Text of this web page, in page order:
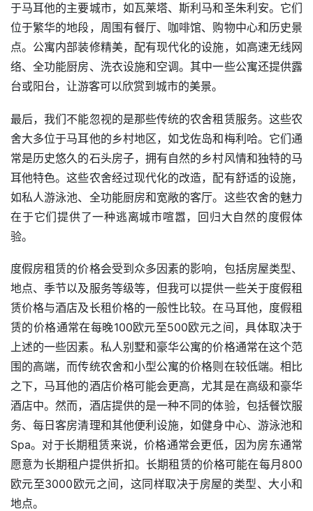
于马耳他的主要城市，如瓦莱塔、斯利马和圣朱利安。它们
位于繁华的地段，周围有餐厅、咖啡馆、购物中心和历史景
点。公寓内部装修精美，配有现代化的设施，如高速无线网
络、全功能厨房、洗衣设施和空调。其中一些公寓还提供露
台或阳台，让游客可以欣赏到城市的美景。
最后，我们不能忽视的是那些传统的农舍租赁服务。这些农
舍大多位于马耳他的乡村地区，如戈佐岛和梅利哈。它们通
常是历史悠久的石头房子，拥有自然的乡村风情和独特的马
耳他特色。这些农舍经过现代化的改造，配有舒适的设施，
如私人游泳池、全功能厨房和宽敞的客厅。这些农舍的魅力
在于它们提供了一种逃离城市喧嚣，回归大自然的度假体
验。
度假房租赁的价格会受到众多因素的影响，包括房屋类型、
地点、季节以及服务等级等，但我可以提供一些关于度假租
赁价格与酒店及长租价格的一般性比较。在马耳他，度假租
赁的价格通常在每晚100欧元至500欧元之间，具体取决于
上述的一些因素。私人别墅和豪华公寓的价格通常在这个范
围的高端，而传统农舍和小型公寓的价格则在较低端。相比
之下，马耳他的酒店价格可能会更高，尤其是在高级和豪华
酒店中。然而，酒店提供的是一种不同的体验，包括餐饮服
务、每日客房清理和其他便利设施，如健身中心、游泳池和
Spa。对于长期租赁来说，价格通常会更低，因为房东通常
愿意为长期租户提供折扣。长期租赁的价格可能在每月800
欧元至3000欧元之间，这同样取决于房屋的类型、大小和
地点。